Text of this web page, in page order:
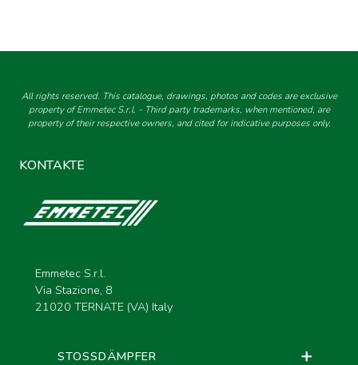
All rights reserved. This catalogue, drawings, photos and codes are exclusive
property of Emmetec S.r.l. - Third party trademarks, when mentioned, are
property of their respective owners, and cited for indicative purposes only.
KONTAKTE
Emmetec S.r.l.
Via Stazione, 8
21020 TERNATE (VA) Italy
STOSSDÄMPFER